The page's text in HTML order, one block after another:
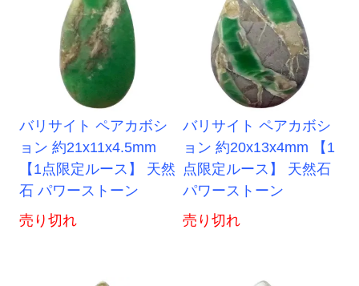
バリサイト ペアカボシ
ョン 約21x11x4.5mm
【1点限定ルース】 天然
石 パワーストーン
売り切れ
バリサイト ペアカボシ
ョン 約20x13x4mm 【1
点限定ルース】 天然石
パワーストーン
売り切れ